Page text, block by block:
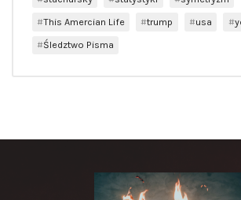
This Amercian Life
trump usa
Śledztwo Pisma